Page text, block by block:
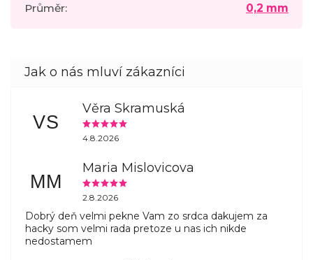
Průměr: 0,2 mm
VS
Věra Skramuská
4.8.2026
MM
Maria Mislovicova
2.8.2026
Dobrý deň velmi pekne Vam zo srdca dakujem za
hacky som velmi rada pretoze u nas ich nikde
nedostamem